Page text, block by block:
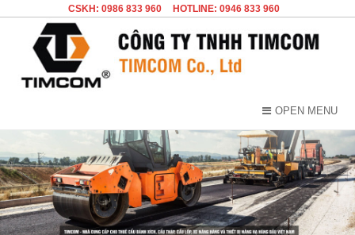
CSKH: 0986 833 960 HOTLINE: 0946 833 960
OPEN MENU